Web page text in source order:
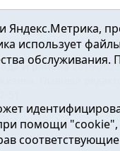
и района2016-2023
Главный
от 24.02.2016г.
Яндекс.Метрика,
использует
помощи "cookie",